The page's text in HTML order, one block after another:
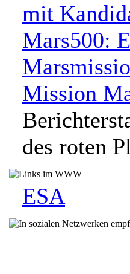
mit
Mars500:
Mission
des roten
ESA